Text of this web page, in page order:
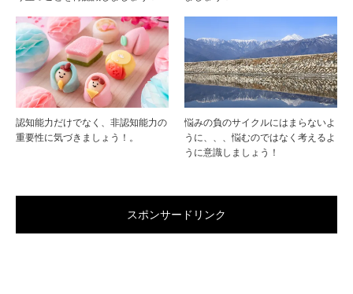
認知能力だけでなく、非認知能力の
重要性に気づきましょう！。
悩みの負のサイクルにはまらないよ
うに、、、悩むのではなく考えるよ
うに意識しましょう！
スポンサードリンク